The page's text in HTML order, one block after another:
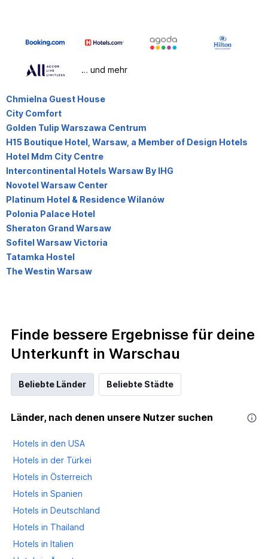
… und mehr
Chmielna Guest House
City Comfort
Golden Tulip Warszawa Centrum
H15 Boutique Hotel, Warsaw, a Member of Design Hotels
Hotel Mdm City Centre
Intercontinental Hotels Warsaw By IHG
Novotel Warsaw Center
Platinum Hotel & Residence Wilanów
Polonia Palace Hotel
Sheraton Grand Warsaw
Sofitel Warsaw Victoria
Tatamka Hostel
The Westin Warsaw
Finde bessere Ergebnisse für deine
Unterkunft in Warschau
Beliebte Länder Beliebte Städte
Länder, nach denen unsere Nutzer suchen
Hotels in den USA
Hotels in der Türkei
Hotels in Österreich
Hotels in Spanien
Hotels in Deutschland
Hotels in Thailand
Hotels in Italien